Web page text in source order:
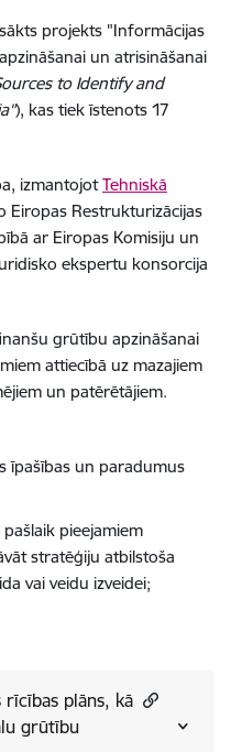
projekts "Informācijas
un atrisināšanai
to Identify and
), kas tiek īstenots 17
izmantojotTehniskā
Eiropas Restrukturizācijas
ar Eiropas Komisiju un
ekspertu konsorcija
grūtību apzināšanai
attiecībā uz mazajiem
un patērētājiem.
īpašības un paradumus
pieejamiem
stratēģiju atbilstoša
vai veidu izveidei;
plāns, kā
grūtību